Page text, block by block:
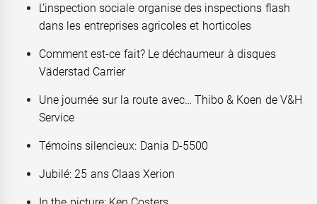
L’inspection sociale organise des inspections flash
dans les entreprises agricoles et horticoles
Comment est-ce fait? Le déchaumeur à disques
Väderstad Carrier
Une journée sur la route avec… Thibo & Koen de V&H
Service
Témoins silencieux: Dania D-5500
Jubilé: 25 ans Claas Xerion